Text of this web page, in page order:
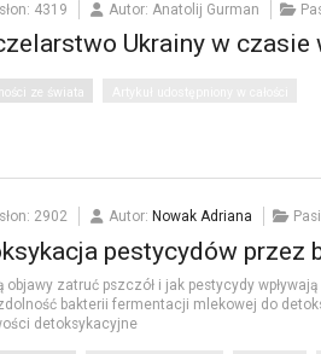
4319 Autor: Anatolij Gurman
Ukrainy w czasie
ze świata
2902 Autor: Nowak Adriana
pestycydów przez
objawy zatruć pszczół i jak pestycydy
bakterii fermentacji mlekowej do
detoksykacyjne